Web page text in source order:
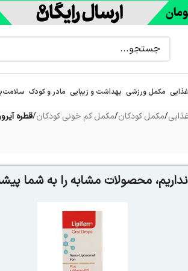
مکمل ورزشی بهداشت و زیبایی مادر و کودک سلامت
/مکمل کودکان/مکمل کم خونی کودکان/قطره
محصولات مشابه را به شما